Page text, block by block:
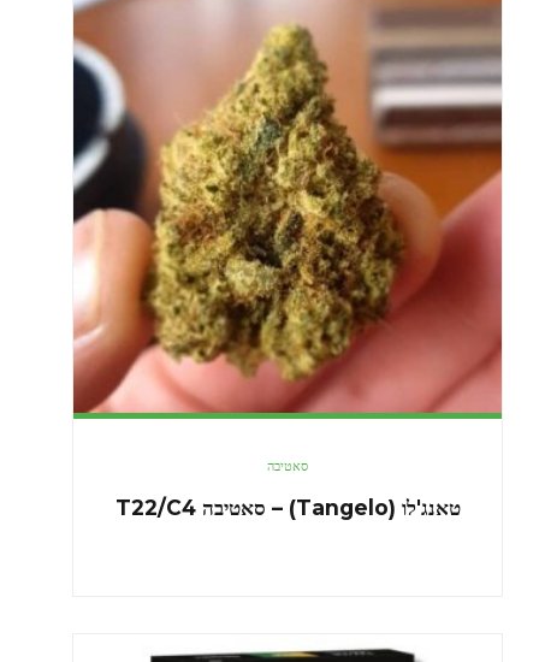
סאטיבה
טאנג'לו (Tangelo) – סאטיבה T22/C4